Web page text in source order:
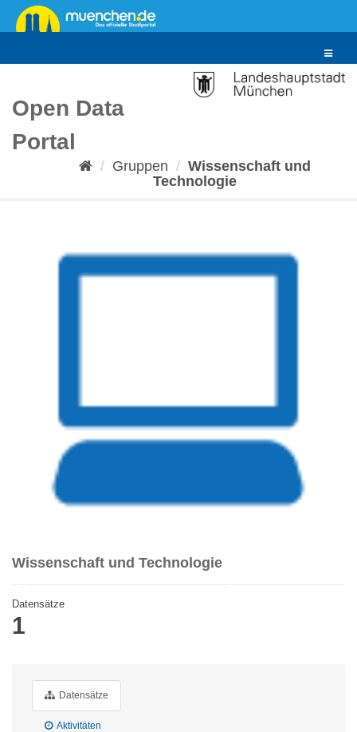
Überspringen
zum
Toggle
Open Data
Portal
Gruppen
Wissenschaft und
Technologie
Wissenschaft und Technologie
Datensätze
1
Datensätze
Aktivitäten